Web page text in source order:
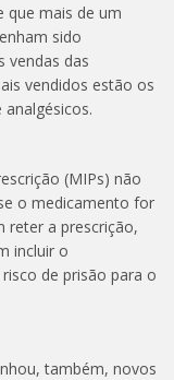
que mais de um
sido
vendas das
vendidos estão os
(MIPs) não
o medicamento for
reter a prescrição,
incluir o
de prisão para o
também, novos